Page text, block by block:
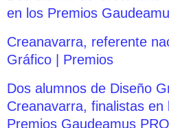
en los Premios
Creanavarra, referente
Gráfico | Premios
Dos alumnos de Diseño
Creanavarra, finalistas en
Premios Gaudeamus